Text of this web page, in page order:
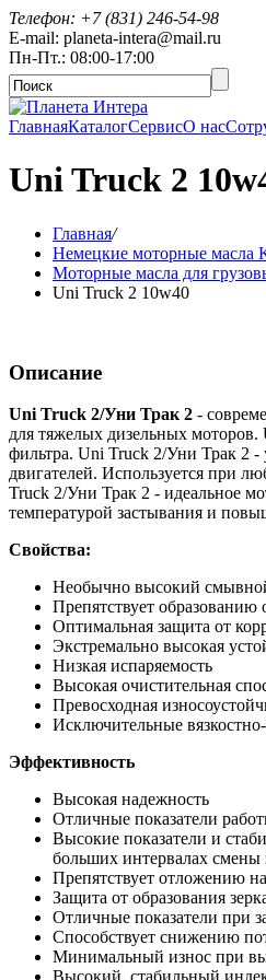
Телефон: +7 (831) 246-54-98
E-mail: planeta-intera@mail.ru
Пн-Пт.: 08:00-17:00
ГлавнаяКаталогСервисО нас
Uni Truck 2
Главная/
Немецкие моторные масла
Моторные масла для
Uni Truck 2 10w40
Описание
Uni Truck 2/Уни Трак 2 -
для тяжелых дизельных
фильтра. Uni Truck 2/Уни Трак 2 -
двигателей. Используется при
Truck 2/Уни Трак 2 - идеальное
температурой застывания и
Свойства:
Необычно высокий смывной
Препятствует образованию
Оптимальная защита от
Экстремально высокая
Низкая испаряемость
Высокая очистительная
Превосходная
Исключительные
Эффективность
Высокая надежность
Отличные показатели
Высокие показатели и
больших интервалах смены
Препятствует отложению
Защита от образования
Отличные показатели при
Способствует снижению
Минимальный износ при